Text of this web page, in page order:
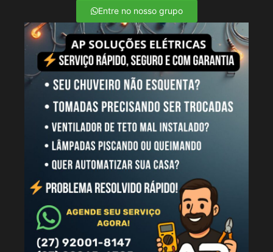
Entre no nosso grupo